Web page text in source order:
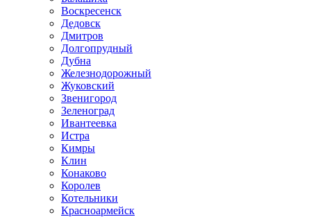
Воскресенск
Дедовск
Дмитров
Долгопрудный
Дубна
Железнодорожный
Жуковский
Звенигород
Зеленоград
Ивантеевка
Истра
Кимры
Клин
Конаково
Королев
Котельники
Красноармейск